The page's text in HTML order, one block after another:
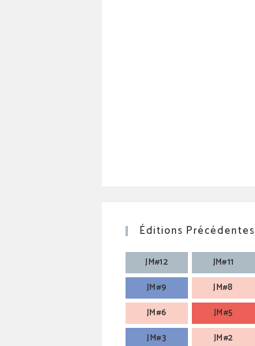
Éditions Précédentes
JM#12 JM#11
JM#9
JM#8
JM#6
JM#5
JM#3
JM#2